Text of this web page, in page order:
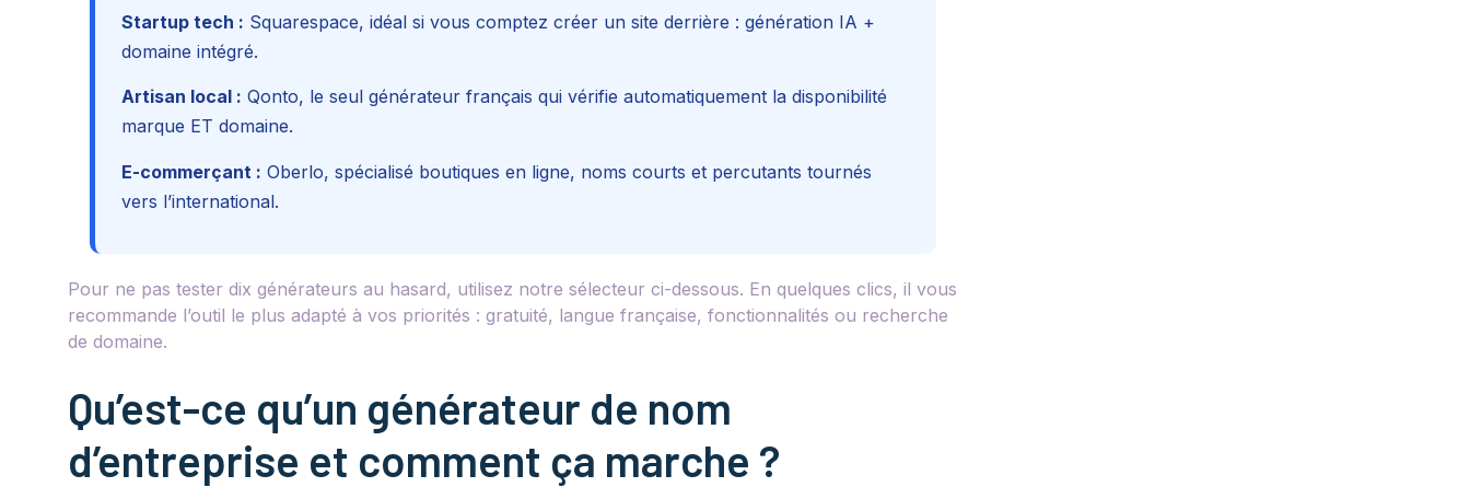
Startup tech : Squarespace, idéal si vous comptez créer un site derrière : génération IA +
domaine intégré.
Artisan local : Qonto, le seul générateur français qui vérifie automatiquement la disponibilité
marque ET domaine.
E-commerçant : Oberlo, spécialisé boutiques en ligne, noms courts et percutants tournés
vers l’international.
Pour ne pas tester dix générateurs au hasard, utilisez notre sélecteur ci-dessous. En quelques clics, il vous
recommande l’outil le plus adapté à vos priorités : gratuité, langue française, fonctionnalités ou recherche
de domaine.
Qu’est-ce qu’un générateur de nom
d’entreprise et comment ça marche ?